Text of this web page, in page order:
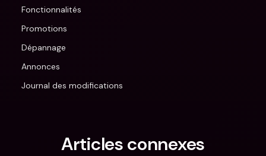
Fonctionnalités
Promotions
Dépannage
Annonces
Journal des modifications
Articles connexes